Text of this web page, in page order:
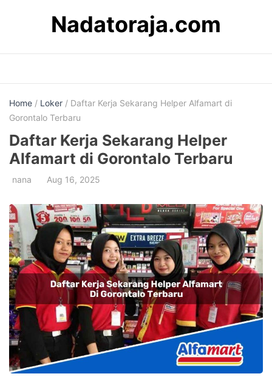
Nadatoraja.com
Home / Loker / Daftar Kerja Sekarang Helper Alfamart di
Gorontalo Terbaru
Daftar Kerja Sekarang Helper
Alfamart di Gorontalo Terbaru
nana Aug 16, 2025